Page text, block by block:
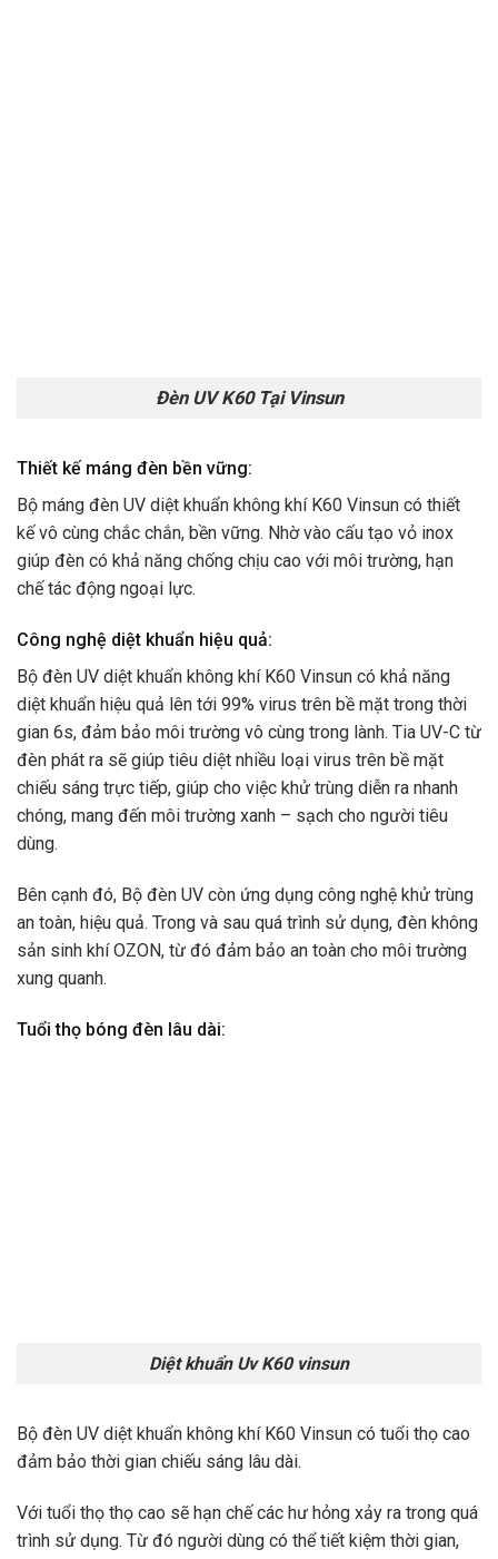
Đèn UV K60 Tại Vinsun
Thiết kế máng đèn bền vững:
Bộ máng đèn UV diệt khuẩn không khí K60 Vinsun có thiết
kế vô cùng chắc chắn, bền vững. Nhờ vào cấu tạo vỏ inox
giúp đèn có khả năng chống chịu cao với môi trường, hạn
chế tác động ngoại lực.
Công nghệ diệt khuẩn hiệu quả:
Bộ đèn UV diệt khuẩn không khí K60 Vinsun có khả năng
diệt khuẩn hiệu quả lên tới 99% virus trên bề mặt trong thời
gian 6s, đảm bảo môi trường vô cùng trong lành. Tia UV-C từ
đèn phát ra sẽ giúp tiêu diệt nhiều loại virus trên bề mặt
chiếu sáng trực tiếp, giúp cho việc khử trùng diễn ra nhanh
chóng, mang đến môi trường xanh – sạch cho người tiêu
dùng.
Bên cạnh đó, Bộ đèn UV còn ứng dụng công nghệ khử trùng
an toàn, hiệu quả. Trong và sau quá trình sử dụng, đèn không
sản sinh khí OZON, từ đó đảm bảo an toàn cho môi trường
xung quanh.
Tuổi thọ bóng đèn lâu dài:
Diệt khuẩn Uv K60 vinsun
Bộ đèn UV diệt khuẩn không khí K60 Vinsun có tuổi thọ cao
đảm bảo thời gian chiếu sáng lâu dài.
Với tuổi thọ thọ cao sẽ hạn chế các hư hỏng xảy ra trong quá
trình sử dụng. Từ đó người dùng có thể tiết kiệm thời gian,